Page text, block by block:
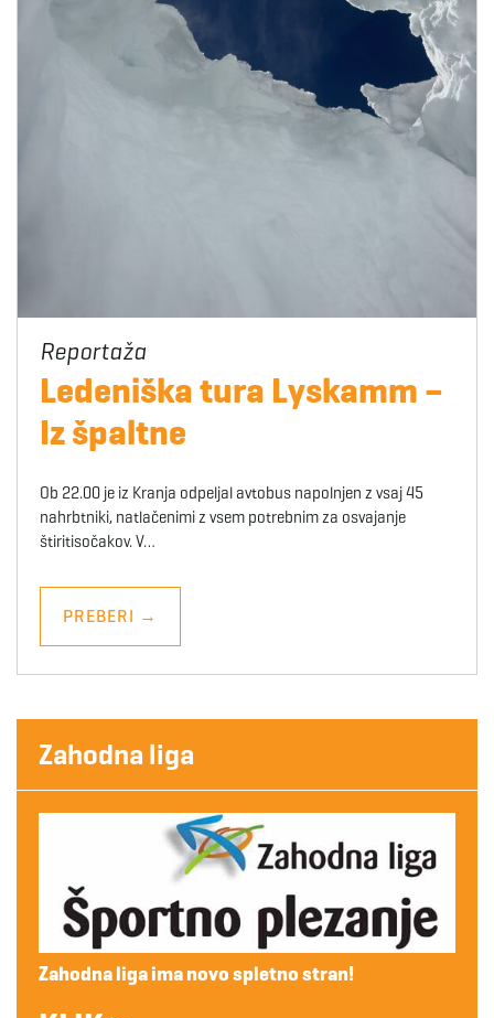
Ledeniška tura Lyskamm –
Iz špaltne
Ob 22.00 je iz Kranja odpeljal avtobus napolnjen z vsaj 45
nahrbtniki, natlačenimi z vsem potrebnim za osvajanje
štiritisočakov. V…
PREBERI →
Zahodna liga
Zahodna liga ima novo spletno stran!